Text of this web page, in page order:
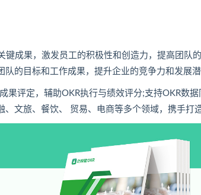
键成果，激发员工的积极性和创造力，提高团队
的目标和工作成果，提升企业的竞争力和发展潜
果评定，辅助OKR执行与绩效评分;支持OKR数
文旅、餐饮、 贸易、电商等多个领域，携手打